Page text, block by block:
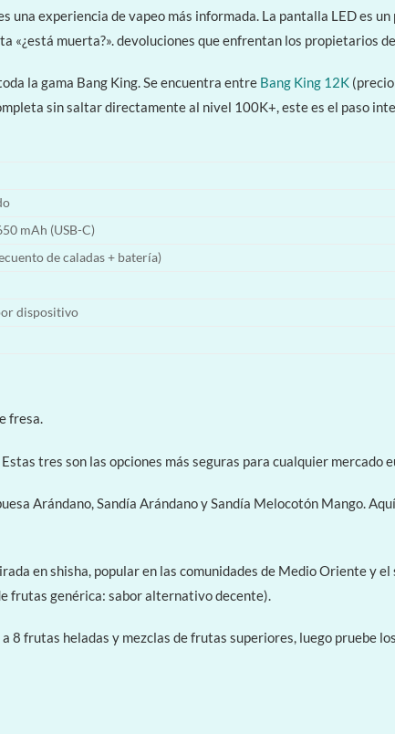
experiencia de vapeo más informada. La pantalla LED es
muerta?». devoluciones que enfrentan los propietarios
la gama Bang King. Se encuentra entre Bang King 12K
sin saltar directamente al nivel 100K+, este es el paso
mAh (USB-C)
de caladas + batería)
dispositivo
fresa.
tres son las opciones más seguras para cualquier mercado
Arándano, Sandía Arándano y Sandía Melocotón Mango.
en shisha, popular en las comunidades de Medio Oriente y el
frutas genérica: sabor alternativo decente).
frutas heladas y mezclas de frutas superiores, luego pruebe